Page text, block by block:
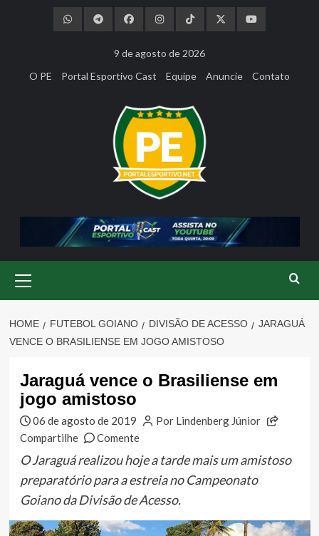
9 de agosto de 2026
O PE
Portal Esportivo Cast Equipe Anuncie Contato
Menu
HOME FUTEBOL GOIANO DIVISÃO DE ACESSO
JARAGUÁ
VENCE O BRASILIENSE EM JOGO AMISTOSO
Jaraguá vence o Brasiliense em
jogo amistoso
06 de agosto de 2019
Por Lindenberg Júnior
Compartilhe
Comente
O Jaraguá realizou hoje a tarde mais um amistoso
preparatório para a estreia no Campeonato
Goiano da Divisão de Acesso.